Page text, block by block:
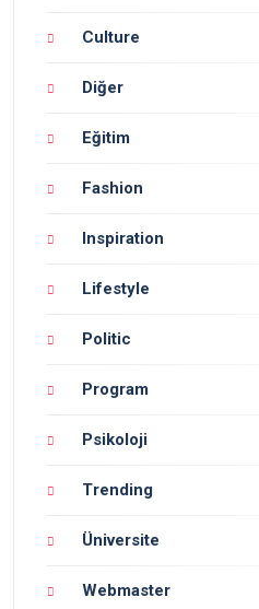
Culture
Diğer
Eğitim
Fashion
Inspiration
Lifestyle
Politic
Program
Psikoloji
Trending
Üniversite
Webmaster